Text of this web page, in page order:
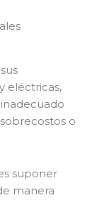
eléctricas,
o
suponer
manera